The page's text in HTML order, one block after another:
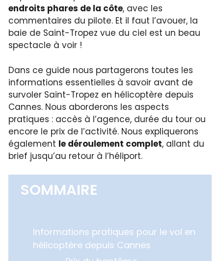
endroits phares de la côte, avec les
commentaires du pilote. Et il faut l’avouer, la
baie de Saint-Tropez vue du ciel est un beau
spectacle à voir !
Dans ce guide nous partagerons toutes les
informations essentielles à savoir avant de
survoler Saint-Tropez en hélicoptère depuis
Cannes. Nous aborderons les aspects
pratiques : accès à l’agence, durée du tour ou
encore le prix de l’activité. Nous expliquerons
également le déroulement complet, allant du
brief jusqu’au retour à l’héliport.
SOMMAIRE
Informations pratiques pour le vol en
hélicoptère depuis Cannes